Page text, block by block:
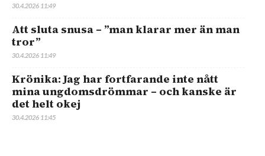
30.4.2026 11:49
Att sluta snusa – ”man klarar mer än man
tror”
30.4.2026 11:49
Krönika: Jag har fortfarande inte nått
mina ungdomsdrömmar – och kanske är
det helt okej
30.4.2026 11:45